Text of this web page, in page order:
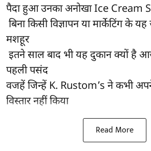
पैदा हुआ उनका अनोखा Ice Cream
बिना किसी विज्ञापन या मार्केटिंग के
मशहूर
इतने साल बाद भी यह दुकान क्यों है
पहली पसंद
वजहें जिन्हें K. Rustom’s ने कभी
विस्तार नहीं किया
Read More